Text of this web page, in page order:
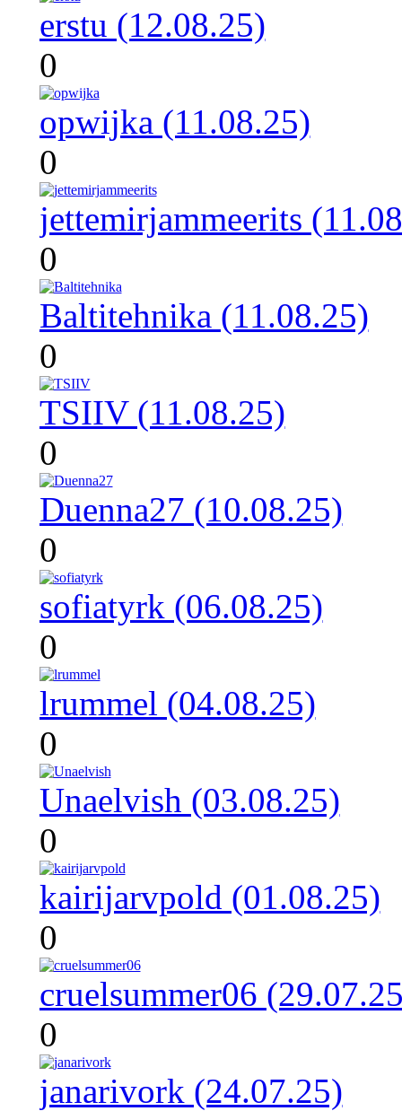
erstu (12.08.25)
0
opwijka (11.08.25)
0
jettemirjammeerits
0
Baltitehnika (11.08.25)
0
TSIIV (11.08.25)
0
Duenna27 (10.08.25)
0
sofiatyrk (06.08.25)
0
lrummel (04.08.25)
0
Unaelvish (03.08.25)
0
kairijarvpold (01.08.25)
0
cruelsummer06
0
janarivork (24.07.25)